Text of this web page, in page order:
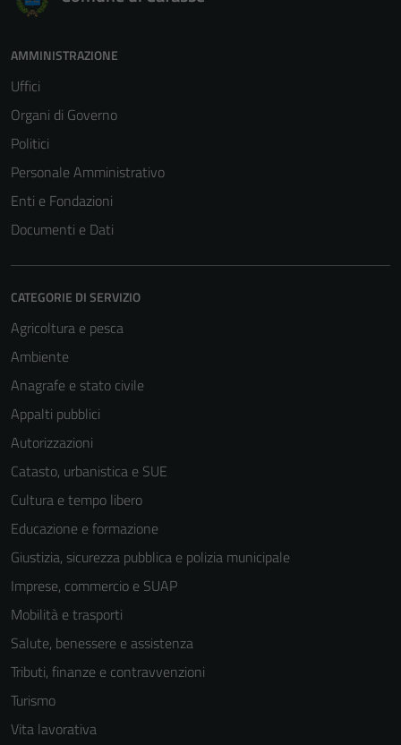
AMMINISTRAZIONE
Uffici
Organi di Governo
Politici
Personale Amministrativo
Enti e Fondazioni
Documenti e Dati
CATEGORIE DI SERVIZIO
Agricoltura e pesca
Ambiente
Anagrafe e stato civile
Appalti pubblici
Autorizzazioni
Catasto, urbanistica e SUE
Cultura e tempo libero
Educazione e formazione
Giustizia, sicurezza pubblica e polizia municipale
Imprese, commercio e SUAP
Mobilità e trasporti
Salute, benessere e assistenza
Tributi, finanze e contravvenzioni
Turismo
Vita lavorativa